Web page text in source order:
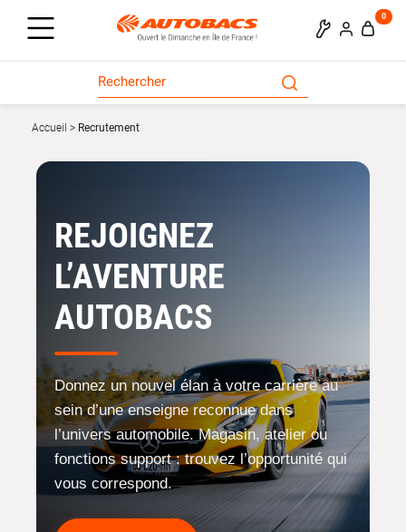
0
Accueil Recrutement
REJOIGNEZ
L’AVENTURE
AUTOBACS
Donnez un nouvel élan à votre carrière au
sein d’une enseigne reconnue dans
l’univers automobile. Magasin, atelier ou
fonctions support : trouvez l’opportunité qui
vous correspond.